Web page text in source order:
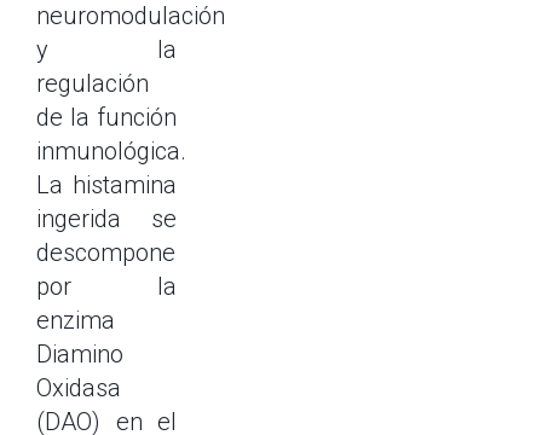
neuromodulación
y la
regulación
de la función
inmunológica.
La histamina
ingerida se
descompone
por la
enzima
Diamino
Oxidasa
(DAO) en el